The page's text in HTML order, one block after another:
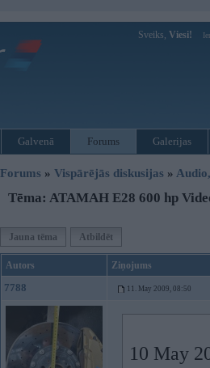
Sveiks, Viesi!
Galvenā Forums Galerijas
Forums » Vispārējās diskusijas »
Tēma: ATAMAH E28 600 hp
Jauna tēma Atbildēt
Autors Ziņojums
7788 11. May 2009, 08:50
10 May